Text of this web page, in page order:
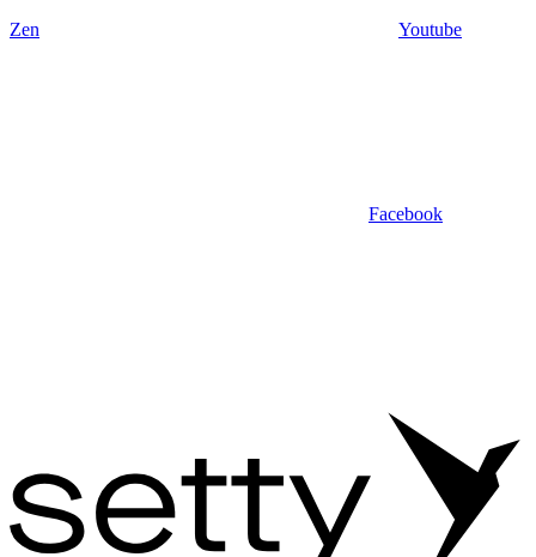
Zen Youtube
Facebook